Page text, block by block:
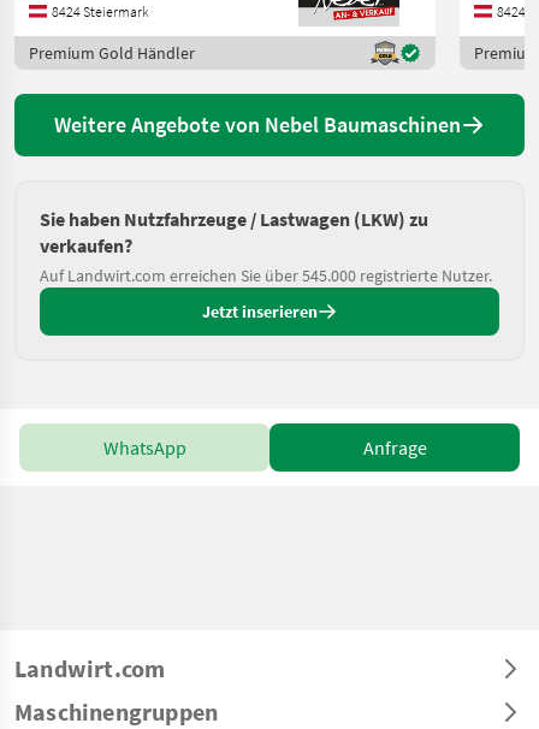
8424 Steiermark
Premium Gold Händler
8424
Weitere Angebote von Nebel Baumaschinen
Sie haben Nutzfahrzeuge / Lastwagen (LKW) zu
verkaufen?
Auf Landwirt.com erreichen Sie über 545.000 registrierte Nutzer.
Jetzt inserieren
WhatsApp Anfrage
Landwirt.com
Maschinengruppen